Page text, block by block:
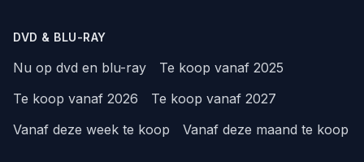
DVD & BLU-RAY
Nu op dvd en blu-ray
Te koop vanaf 2025
Te koop vanaf 2026
Te koop vanaf 2027
Vanaf deze week te koop
Vanaf deze maand te koop